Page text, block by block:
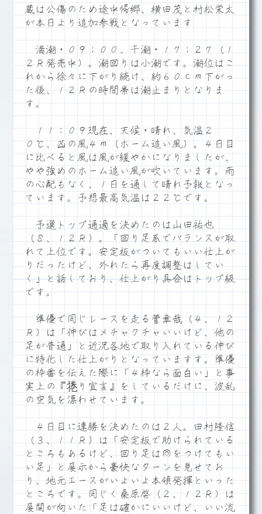
蔵は公傷のため途中帰郷、横田茂と村松栄太
が本日より追加参戦となっています
満潮・０９：００、干潮・１７：２７（１
２Ｒ発売中）。潮回りは小潮です。潮位はこ
れから徐々に下がり続け、約６０ｃｍ下がっ
た後、１２Ｒの時間帯は潮止まりとなりま
す。
１１：０９現在、天候・晴れ、気温２
０℃、西の風４ｍ（ホーム追い風）。４日目
に比べると風は風が緩やかになりましたが、
やや強めのホーム追い風が吹いています。雨
の心配もなく、１日を通して晴れ予報となっ
ています。予想最高気温は２２℃です。
予選トップ通過を決めたのは山田祐也
（８、１２Ｒ）。「回り足系でバランスが取
れて上位です。安定板がついてもいい仕上が
りだったけど、外れたら再度調整はしてい
く」と話しており、仕上がり具合はトップ級
です。
準優で同じレースを走る菅章哉（４、１２
Ｒ）は「伸びはメチャクチャいいけど、他の
足が普通」と近況各地で取り入れている伸び
に特化した仕上がりとなっていますす。準優
の枠番を伝えた際に「４枠なら面白い」と事
実上の『捲り宣言』をしているだけに、波乱
の空気を漂わせています。
４日目に連勝を決めたのは２人。田村隆信
（３、１１Ｒ）は「安定板で助けられている
ところもあるけど、回り足は◎をつけてもい
い足」と展示から豪快なターンを見せてお
り、地元エースがいよいよ本領発揮といった
ところです。同じく桑原啓（２、１２Ｒ）は
展開が向いた「足は確かにいいけど、いい流